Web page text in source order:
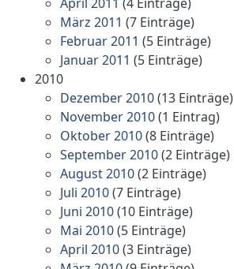
April 2011 (4 Einträge)
März 2011 (7 Einträge)
Februar 2011 (5 Einträge)
Januar 2011 (5 Einträge)
2010
Dezember 2010(13 Einträge)
November 2010(1 Eintrag)
Oktober 2010(8 Einträge)
September 2010(2 Einträge)
August 2010(2 Einträge)
Juli 2010(7 Einträge)
Juni 2010(10 Einträge)
Mai 2010(5 Einträge)
April 2010(3 Einträge)